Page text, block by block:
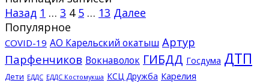
Назад 1 … 3 4 5 … 13 Далее
Популярное
COVID-19 АО Карельский окатыш Артур
Парфенчиков Вокнаволок ГИБДД Госдума ДТП
Дети ЕДДС ЕДДС Костомукша КСЦ Дружба Карелия